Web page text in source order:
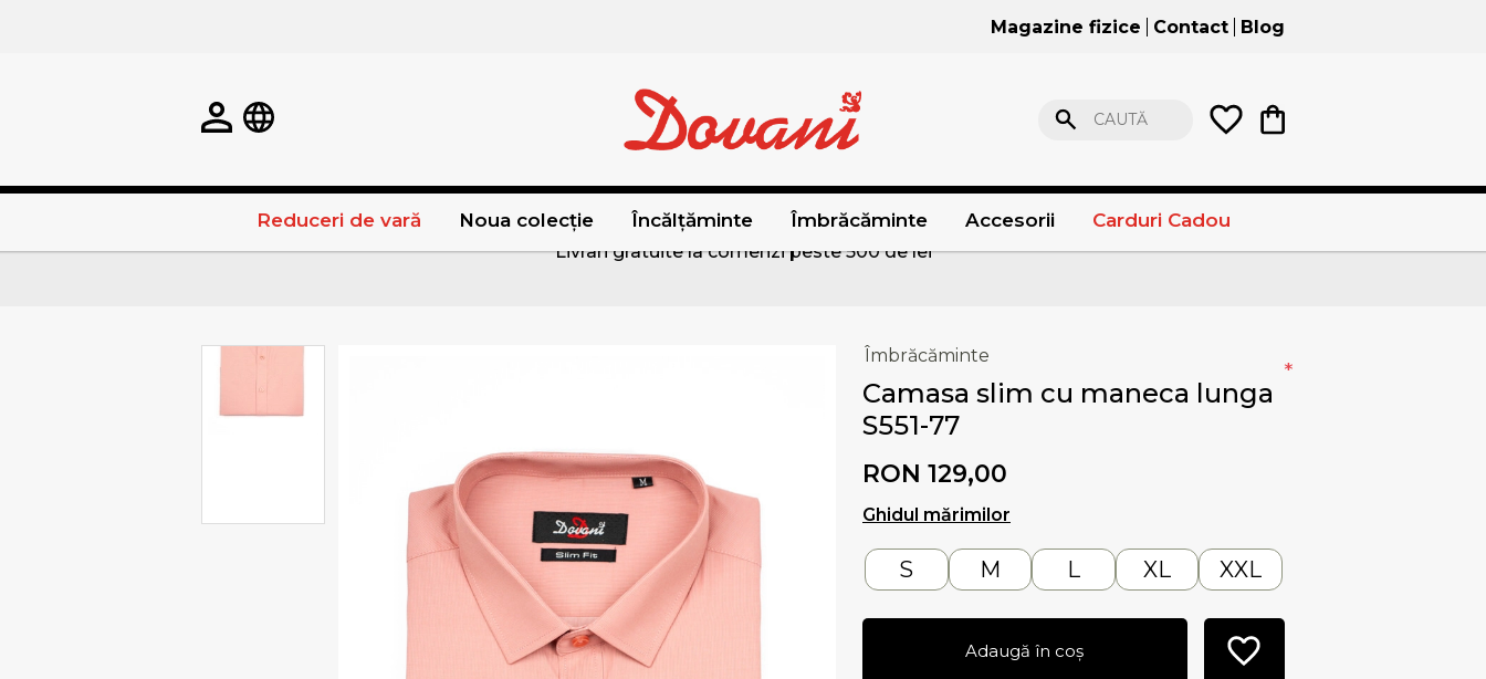
Magazine fizice Contact Blog
CAUTĂ
Reduceri de vară Noua colecție Încălțăminte Îmbrăcăminte Accesorii Carduri Cadou
Livrari gratuite la comenzi peste 500 de lei
Îmbrăcăminte
Camasa slim cu maneca lunga
S551-77
RON 129,00
Ghidul mărimilor
*
S M L XL XXL
Adaugă în coș